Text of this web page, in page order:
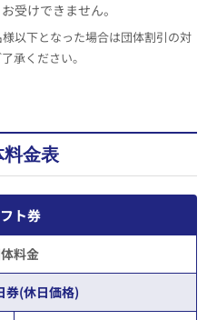
受けできません。
以下となった場合は団体割引の対
承ください。
料金表
ト券
料金
券(休日価格)